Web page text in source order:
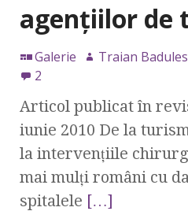
agenţiilor de
Galerie Traian
2
Articol publicat în
iunie 2010 De la
la intervenţiile
mai mulţi români cu
spitalele […]